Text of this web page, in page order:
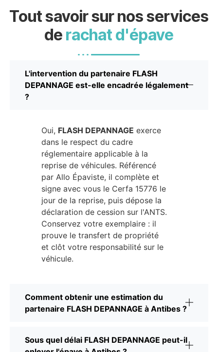
Tout savoir sur nos services
de rachat d'épave
L'intervention du partenaire FLASH
DEPANNAGE est-elle encadrée légalement
?
Oui, FLASH DEPANNAGE exerce
dans le respect du cadre
réglementaire applicable à la
reprise de véhicules. Référencé
par Allo Épaviste, il complète et
signe avec vous le Cerfa 15776 le
jour de la reprise, puis dépose la
déclaration de cession sur l'ANTS.
Conservez votre exemplaire : il
prouve le transfert de propriété
et clôt votre responsabilité sur le
véhicule.
Comment obtenir une estimation du
partenaire FLASH DEPANNAGE à Antibes ?
Sous quel délai FLASH DEPANNAGE peut-il